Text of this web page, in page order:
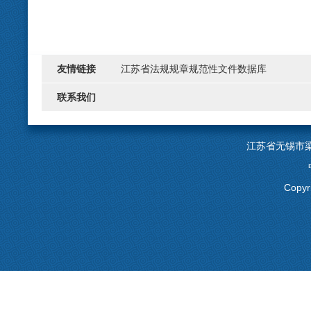
友情链接 江苏省法规规章规范性文件数据库
联系我们
江苏省无锡市